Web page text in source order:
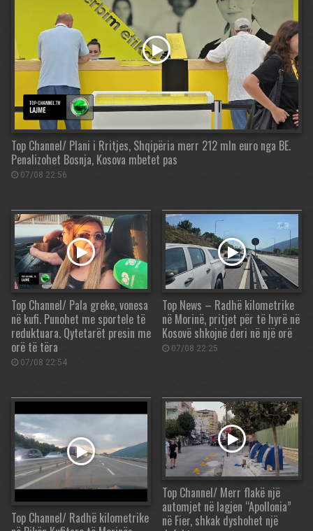
Top Channel/ Plani i Rritjes, Shqipëria merr 212 mln euro nga BE.
Penalizohet Bosnja, Kosova mbetet pas
07/08 22:56
Top Channel/ Pala greke, vonesa
në kufi. Punohet me sportele të
reduktuara. Qytetarët presin me
orë të tëra
07/08 22:54
Top News – Radhë kilometrike
në Morinë, pritjet për të hyrë në
Kosovë shkojnë deri në një orë
07/08 22:25
Top Channel/ Radhë kilometrike
Top Channel/ Merr flakë një
automjet në lagjen “Apollonia”
në Fier, shkak dyshohet një